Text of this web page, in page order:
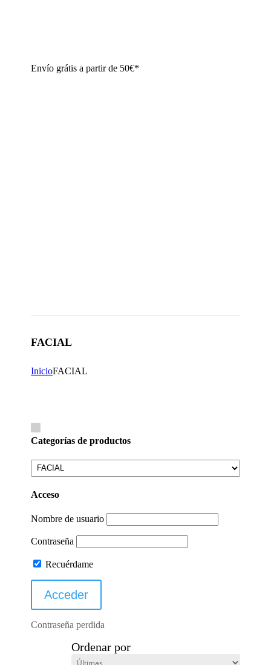
Envío grátis a partir de 50€*
FACIAL
InicioFACIAL
Categorías de productos
Acceso
Nombre de usuario
Contraseña
Recuérdame
Contraseña perdida
Ordenar por